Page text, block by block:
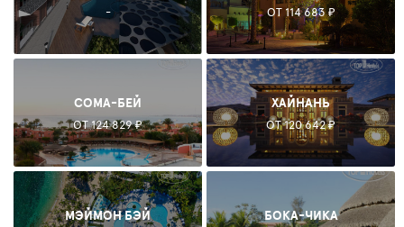
- ОТ 114 683 ₽
СОМА-БЕЙ
ОТ 124 829 ₽
ХАЙНАНЬ
ОТ 120 642 ₽
МЭЙМОН БЭЙ БОКА-ЧИКА